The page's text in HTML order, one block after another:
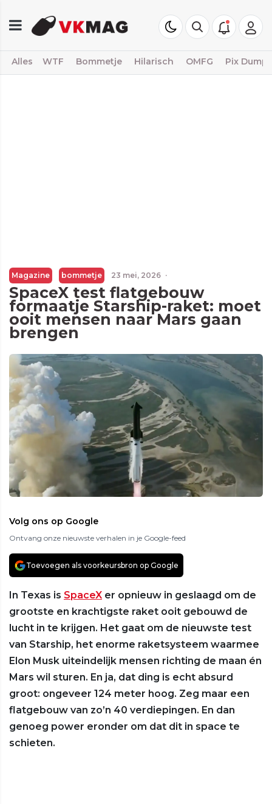
Alles WTF Bommetje Hilarisch OMFG Pix Dump
Magazine bommetje 23 mei, 2026 ·
SpaceX test flatgebouw
formaatje Starship-raket: moet
ooit mensen naar Mars gaan
brengen
Volg ons op Google
Ontvang onze nieuwste verhalen in je Google-feed
Toevoegen als voorkeursbron op Google
In Texas is SpaceX er opnieuw in geslaagd om de
grootste en krachtigste raket ooit gebouwd de
lucht in te krijgen. Het gaat om de nieuwste test
van Starship, het enorme raketsysteem waarmee
Elon Musk uiteindelijk mensen richting de maan én
Mars wil sturen. En ja, dat ding is echt absurd
groot: ongeveer 124 meter hoog. Zeg maar een
flatgebouw van zo’n 40 verdiepingen. En dan
genoeg power eronder om dat dit in space te
schieten.